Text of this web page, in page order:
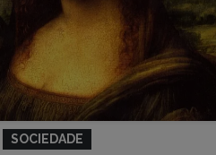
SOCIEDADE